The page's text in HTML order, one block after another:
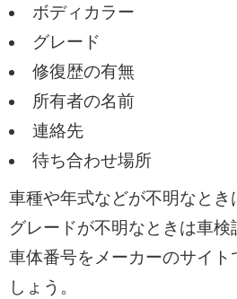
ボディカラー
グレード
修復歴の有無
所有者の名前
連絡先
待ち合わせ場所
車種や年式などが不明なとき
グレードが不明なときは車
車体番号をメーカーのサイ
しょう。